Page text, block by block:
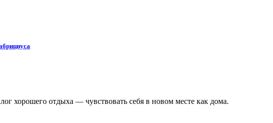
хорошего отдыха — чувствовать себя в новом месте как дома.